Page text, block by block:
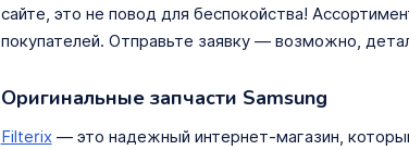
сайте, это не повод для беспокойства!
покупателей. Отправьте заявку — возможно,
Оригинальные запчасти Samsung
Filterix— это надежный интернет-магазин,